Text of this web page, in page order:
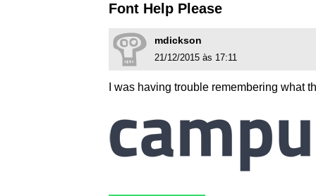
Font Help Please
mdickson
21/12/2015 às 17:11
I was having trouble remembering what